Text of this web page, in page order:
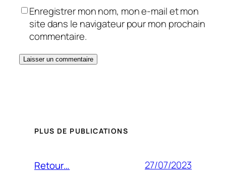
Enregistrer mon nom, mon e-mail et mon
site dans le navigateur pour mon prochain
commentaire.
PLUS DE PUBLICATIONS
Retour… 27/07/2023